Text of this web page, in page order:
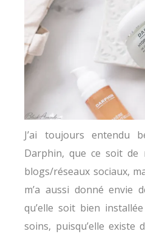
J’ai toujours entendu
Darphin, que ce soit
blogs/réseaux sociaux,
m’a aussi donné
qu’elle soit bien
soins, puisqu’elle existe